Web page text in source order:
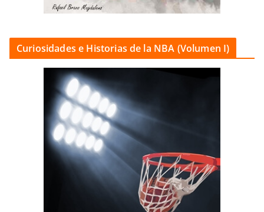
Curiosidades e Historias de la NBA (Volumen I)